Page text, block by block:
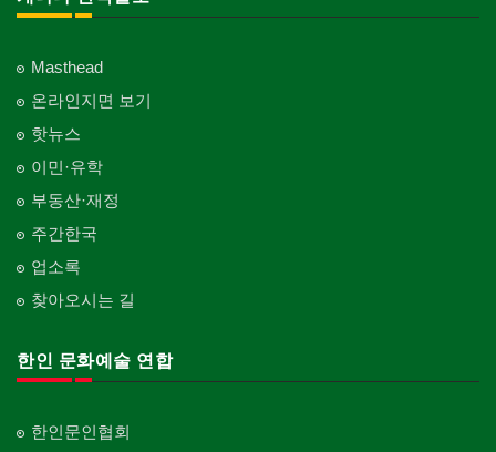
Masthead
온라인지면 보기
핫뉴스
이민·유학
부동산·재정
주간한국
업소록
찾아오시는 길
한인 문화예술 연합
한인문인협회